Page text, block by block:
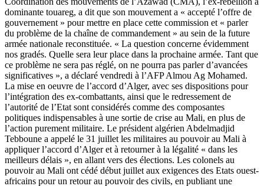
dominante touareg, a dit que son mouvement a « accepté l’offre de
gouvernement » pour mettre en place cette commission et « parler
du problème de la chaîne de commandement » au sein de la future
armée nationale reconstituée. « La question concerne évidemment
nos gradés. Quelle sera leur place dans la prochaine armée. Tant que
ce problème ne sera pas réglé, on ne pourra pas parler d’avancées
significatives », a déclaré vendredi à l’AFP Almou Ag Mohamed.
La mise en oeuvre de l’accord d’Alger, avec ses dispositions pour
l’intégration des ex-combattants, ainsi que le redressement de
l’autorité de l’Etat sont considérés comme des composantes
politiques indispensables à une sortie de crise au Mali, en plus de
l’action purement militaire. Le président algérien Abdelmadjid
Tebboune a appelé le 31 juillet les militaires au pouvoir au Mali à
appliquer l’accord d’Alger et à retourner à la légalité « dans les
meilleurs délais », en allant vers des élections. Les colonels au
pouvoir au Mali ont cédé début juillet aux exigences des Etats ouest-
africains pour un retour au pouvoir des civils, en publiant une